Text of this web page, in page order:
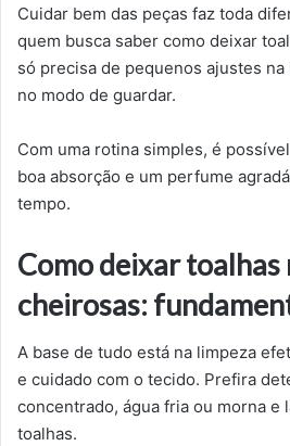
Cuidar bem das peças faz toda
quem busca saber como deixar
só precisa de pequenos ajustes na
no modo de guardar.
Com uma rotina simples, é
boa absorção e um perfume
tempo.
Como deixar toalhas
cheirosas:
A base de tudo está na limpeza
e cuidado com o tecido. Prefira
concentrado, água fria ou morna e
toalhas.